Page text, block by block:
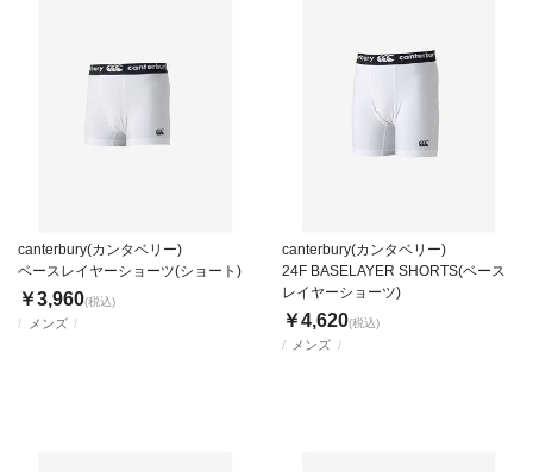
メンズ
canterbury(カンタベリー)
ベースレイヤーショーツ(ショート)
￥3,960(税込)
メンズ
canterbury(カンタベリー)
24F BASELAYER SHORTS(ベース
レイヤーショーツ)
￥4,620(税込)